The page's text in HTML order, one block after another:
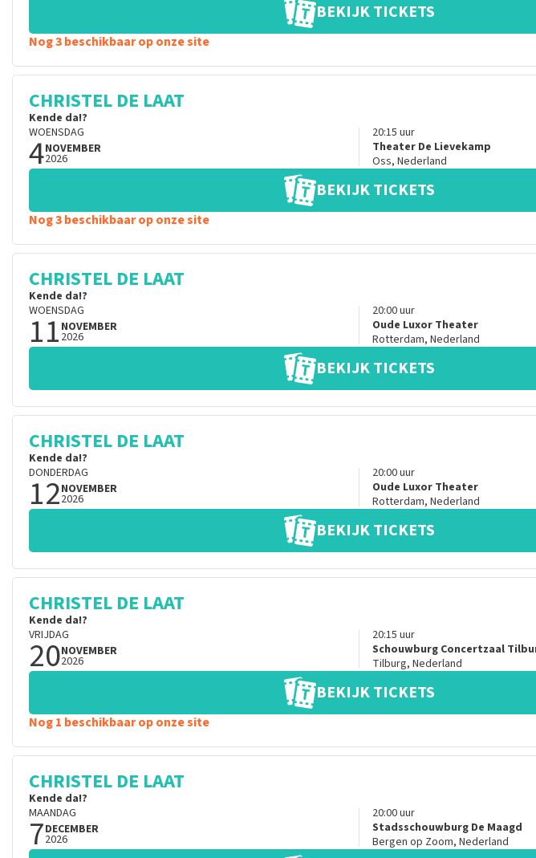
BEKIJK TICKETS
Nog 3 beschikbaar op onze site
CHRISTEL DE LAAT
Kende da!?
WOENSDAG
4NOVEMBER
2026
20:15 uur
Theater De Lievekamp
Oss, Nederland
BEKIJK TICKETS
Nog 3 beschikbaar op onze site
CHRISTEL DE LAAT
Kende da!?
WOENSDAG
11 NOVEMBER
2026
20:00uur
Oude Luxor Theater
Rotterdam, Nederland
BEKIJK TICKETS
CHRISTEL DE LAAT
Kende da!?
DONDERDAG
12NOVEMBER
2026
20:00uur
Oude Luxor Theater
Rotterdam, Nederland
BEKIJK TICKETS
CHRISTEL DE LAAT
Kende da!?
VRIJDAG
20NOVEMBER
2026
20:15 uur
Schouwburg Concertzaal
Tilburg, Nederland
BEKIJK TICKETS
Nog 1 beschikbaar op onze site
CHRISTEL DE LAAT
Kende da!?
MAANDAG
7DECEMBER
2026
20:00uur
Stadsschouwburg De Maagd
Bergen op Zoom, Nederland